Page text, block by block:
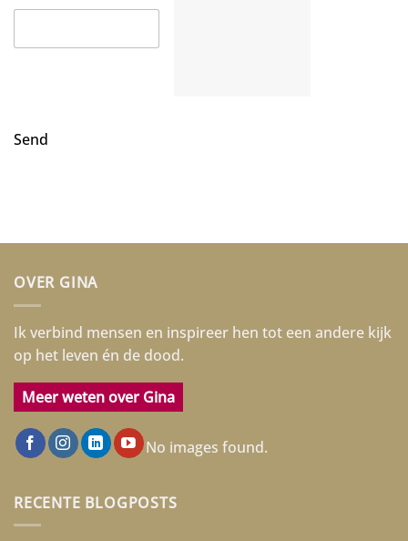
OVER GINA
Ik verbind mensen en inspireer hen tot een andere kijk
op het leven én de dood.
Meer weten over Gina
No images found.
RECENTE BLOGPOSTS